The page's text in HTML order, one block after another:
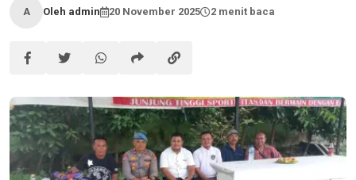
A Oleh admin 20 November 2025 2 menit baca